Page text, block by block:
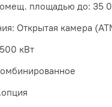
площадью до: 35
Открытая камера
кВт